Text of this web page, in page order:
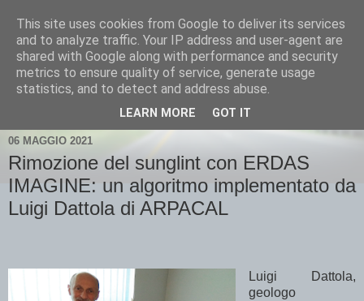
06 MAGGIO 2021
Rimozione del sunglint con ERDAS
IMAGINE: un algoritmo implementato da
Luigi Dattola di ARPACAL
Luigi Dattola,
geologo
This site uses cookies from Google to deliver its services
and to analyze traffic. Your IP address and user-agent are
shared with Google along with performance and security
metrics to ensure quality of service, generate usage
statistics, and to detect and address abuse.
LEARN MORE GOT IT